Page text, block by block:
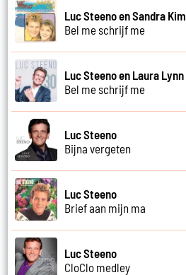
Luc Steeno en Sandra Kim
Bel me schrijf me
Luc Steeno en Laura Lynn
Bel me schrijf me
Luc Steeno
Bijna vergeten
Luc Steeno
Brief aan mijn ma
Luc Steeno
CloClo medley